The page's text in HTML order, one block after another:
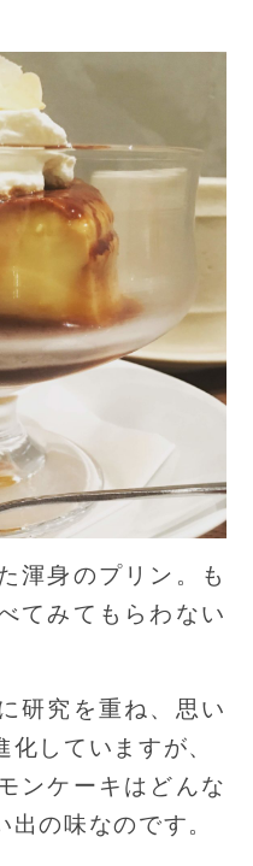
身のプリン。も
てみてもらわない
研究を重ね、思い
していますが、
ンケーキはどんな
の味なのです。